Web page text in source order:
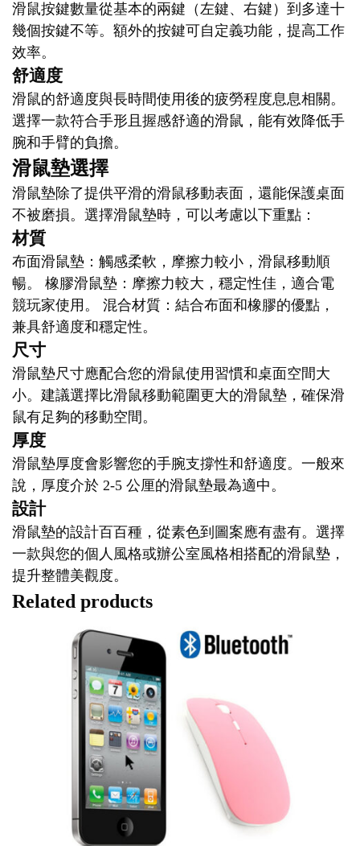
滑鼠按鍵數量從基本的兩鍵（左鍵、右鍵）到多達十
幾個按鍵不等。額外的按鍵可自定義功能，提高工作
效率。
舒適度
滑鼠的舒適度與長時間使用後的疲勞程度息息相關。
選擇一款符合手形且握感舒適的滑鼠，能有效降低手
腕和手臂的負擔。
滑鼠墊選擇
滑鼠墊除了提供平滑的滑鼠移動表面，還能保護桌面
不被磨損。選擇滑鼠墊時，可以考慮以下重點：
材質
布面滑鼠墊：觸感柔軟，摩擦力較小，滑鼠移動順
暢。 橡膠滑鼠墊：摩擦力較大，穩定性佳，適合電
競玩家使用。 混合材質：結合布面和橡膠的優點，
兼具舒適度和穩定性。
尺寸
滑鼠墊尺寸應配合您的滑鼠使用習慣和桌面空間大
小。建議選擇比滑鼠移動範圍更大的滑鼠墊，確保滑
鼠有足夠的移動空間。
厚度
滑鼠墊厚度會影響您的手腕支撐性和舒適度。一般來
說，厚度介於 2-5 公厘的滑鼠墊最為適中。
設計
滑鼠墊的設計百百種，從素色到圖案應有盡有。選擇
一款與您的個人風格或辦公室風格相搭配的滑鼠墊，
提升整體美觀度。
Related products